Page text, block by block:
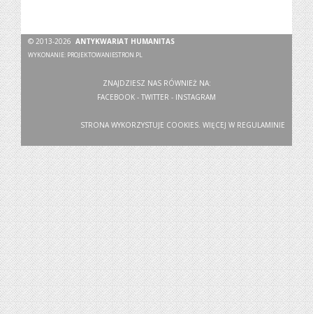
© 2013-2026ANTYKWARIAT HUMANITAS
WYKONANIE: PROJEKTOWANIESTRON.PL
ZNAJDZIESZ NAS RÓWNIEŻ NA:
FACEBOOK - TWITTER - INSTAGRAM
STRONA WYKORZYSTUJE COOKIES. WIĘCEJ W REGULAMINIE